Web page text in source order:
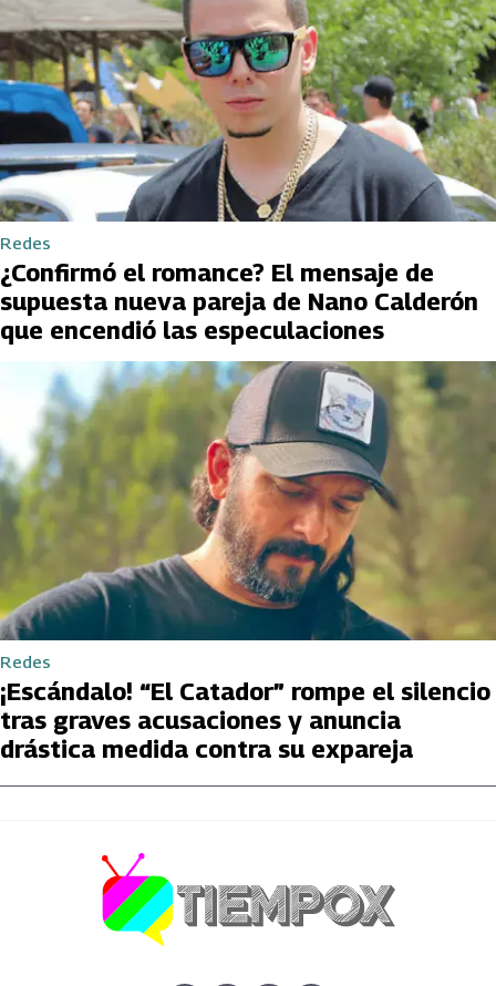
Redes
¿Confirmó el romance? El mensaje de
supuesta nueva pareja de Nano Calderón
que encendió las especulaciones
Redes
¡Escándalo! “El Catador” rompe el silencio
tras graves acusaciones y anuncia
drástica medida contra su expareja